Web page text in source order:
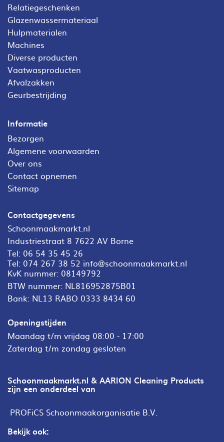
Relatiegeschenken
Glazenwassermateriaal
Hulpmaterialen
Machines
Diverse producten
Vaatwasproducten
Afvalzakken
Geurbestrijding
Informatie
Bezorgen
Algemene voorwaarden
Over ons
Contact opnemen
Sitemap
Contactgegevens
Schoonmaakmarkt.nl
Industriestraat 8 7622 AV Borne
Tel: 06 54 35 45 26
Tel: 074 267 38 52 info@schoonmaakmarkt.nl
KvK nummer: 08149792
BTW nummer: NL816952875B01
Bank: NL13 RABO 0333 8434 60
Openingstijden
Maandag t/m vrijdag 08:00 - 17:00
Zaterdag t/m zondag gesloten
Schoonmaakmarkt.nl & AARION Cleaning Products
zijn een onderdeel van
PROFiCS Schoonmaakorganisatie B.V.
Bekijk ook: